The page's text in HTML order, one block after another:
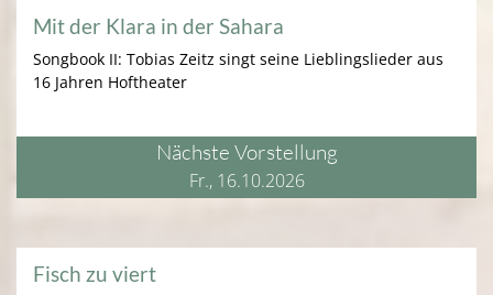
Fisch zu viert
Mit der Klara in der Sahara
Songbook II: Tobias Zeitz singt seine Lieblingslieder aus
16 Jahren Hoftheater
Nächste Vorstellung
Fr., 16.10.2026